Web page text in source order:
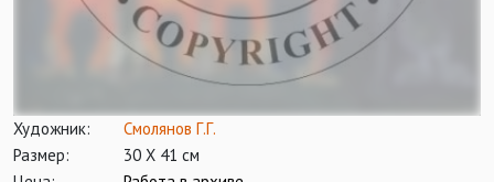
Художник:
Смолянов Г.Г.
Размер:
30 Х 41 см